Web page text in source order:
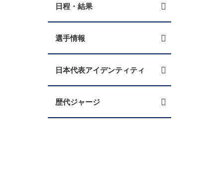
日程・結果
選手情報
日本代表アイデンティティ
歴代ジャージ